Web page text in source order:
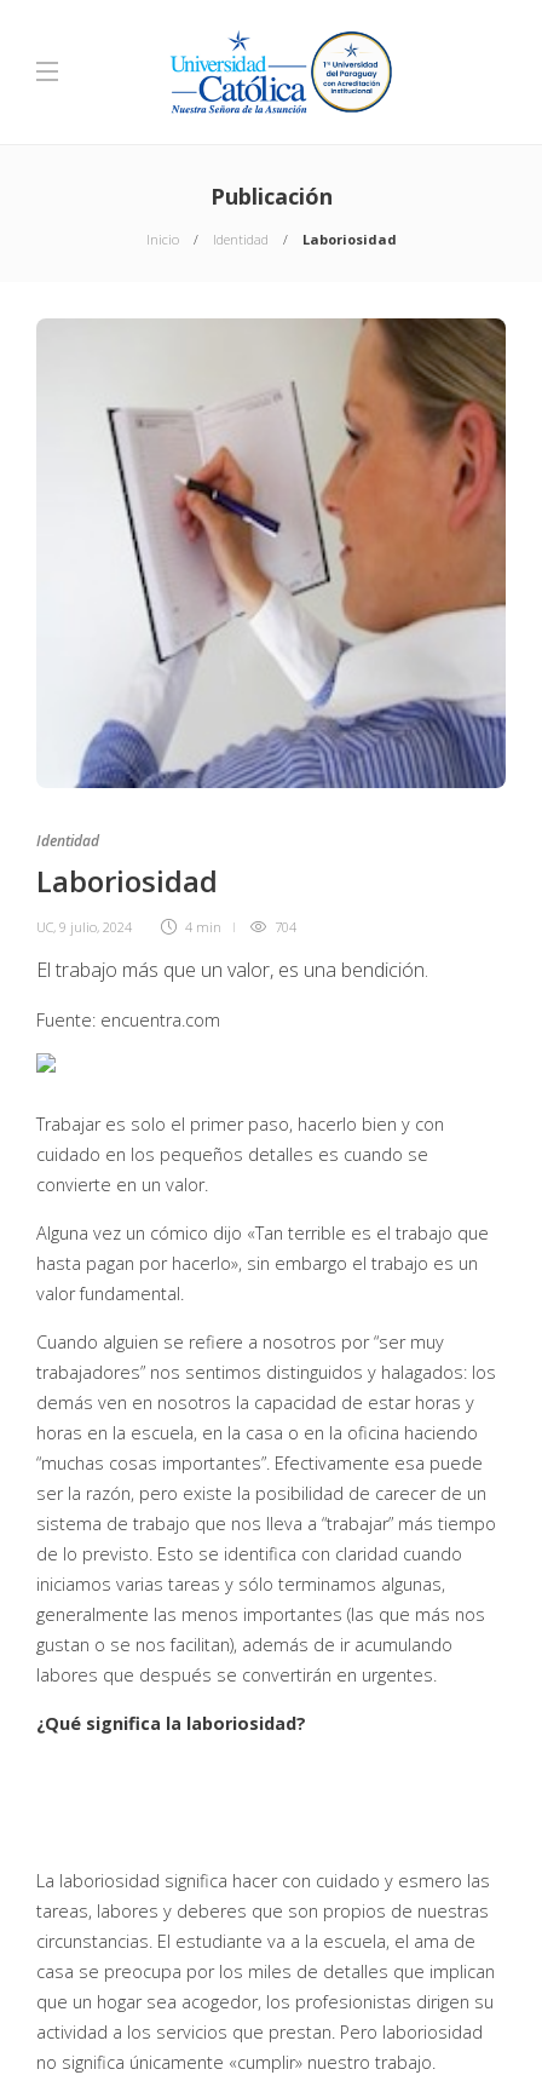
Publicación
Inicio Identidad Laboriosidad
Identidad
Laboriosidad
UC, 9 julio, 2024 4 min 704
El trabajo más que un valor, es una bendición.
Fuente: encuentra.com
Trabajar es solo el primer paso, hacerlo bien y con
cuidado en los pequeños detalles es cuando se
convierte en un valor.
Alguna vez un cómico dijo «Tan terrible es el trabajo que
hasta pagan por hacerlo», sin embargo el trabajo es un
valor fundamental.
Cuando alguien se refiere a nosotros por “ser muy
trabajadores” nos sentimos distinguidos y halagados: los
demás ven en nosotros la capacidad de estar horas y
horas en la escuela, en la casa o en la oficina haciendo
“muchas cosas importantes”. Efectivamente esa puede
ser la razón, pero existe la posibilidad de carecer de un
sistema de trabajo que nos lleva a “trabajar” más tiempo
de lo previsto. Esto se identifica con claridad cuando
iniciamos varias tareas y sólo terminamos algunas,
generalmente las menos importantes (las que más nos
gustan o se nos facilitan), además de ir acumulando
labores que después se convertirán en urgentes.
¿Qué significa la laboriosidad?
La laboriosidad significa hacer con cuidado y esmero las
tareas, labores y deberes que son propios de nuestras
circunstancias. El estudiante va a la escuela, el ama de
casa se preocupa por los miles de detalles que implican
que un hogar sea acogedor, los profesionistas dirigen su
actividad a los servicios que prestan. Pero laboriosidad
no significa únicamente «cumplir» nuestro trabajo.